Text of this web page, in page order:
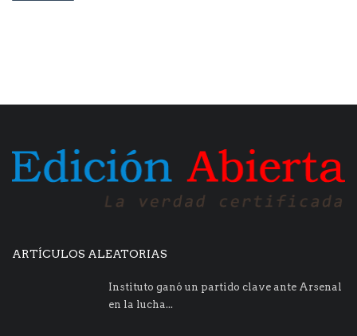
ARTÍCULOS ALEATORIAS
Instituto ganó un partido clave ante Arsenal
en la lucha...